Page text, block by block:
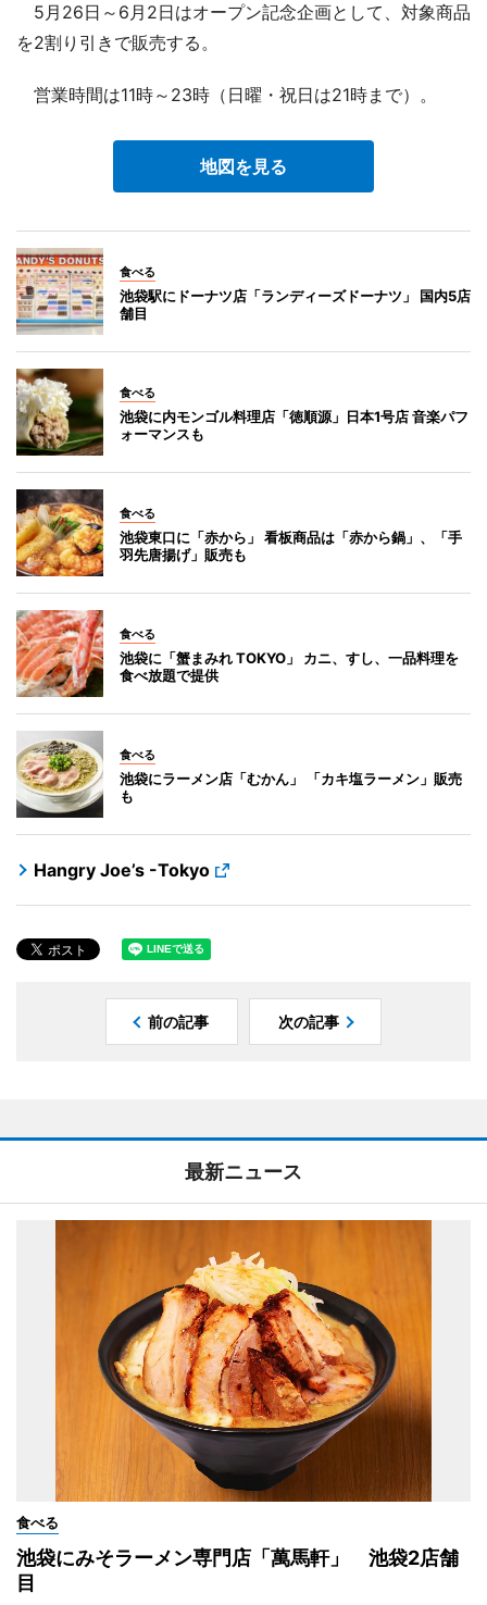
5月26日～6月2日はオープン記念企画として、対象商品
を2割り引きで販売する。
営業時間は11時～23時（日曜・祝日は21時まで）。
地図を見る
食べる
池袋駅にドーナツ店「ランディーズドーナツ」 国内5店
舗目
食べる
池袋に内モンゴル料理店「徳順源」日本1号店 音楽パフ
ォーマンスも
食べる
池袋東口に「赤から」 看板商品は「赤から鍋」、「手
羽先唐揚げ」販売も
食べる
池袋に「蟹まみれ TOKYO」 カニ、すし、一品料理を
食べ放題で提供
食べる
池袋にラーメン店「むかん」 「カキ塩ラーメン」販売
も
Hangry Joe’s -Tokyo
前の記事 次の記事
最新ニュース
食べる
池袋にみそラーメン専門店「萬馬軒」 池袋2店舗
目